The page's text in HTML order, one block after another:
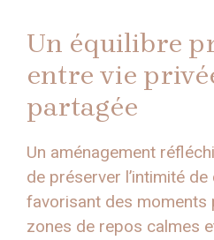
Un équilibre
entre vie
partagée
Un aménagement
de préserver l’intimité
favorisant des moments
zones de repos calmes